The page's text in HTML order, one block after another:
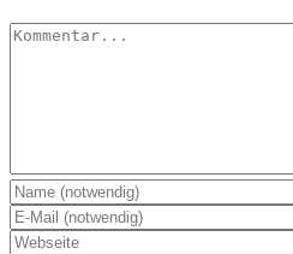
Kommentar